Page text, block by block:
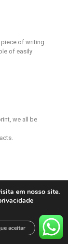
of writing
of easily
we all be
it is only
page at
also do
em nosso site.
aceitar